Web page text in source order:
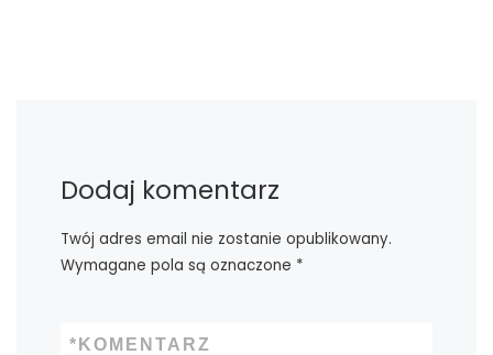
Dodaj komentarz
Twój adres email nie zostanie opublikowany.
Wymagane pola są oznaczone *
KOMENTARZ
*